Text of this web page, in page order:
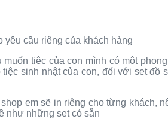
yêu cầu riêng của khách hàng
tiệc của con mình có một
sinh nhật của con, đối với set
em sẽ in riêng cho từng khách,
như những set có sẵn